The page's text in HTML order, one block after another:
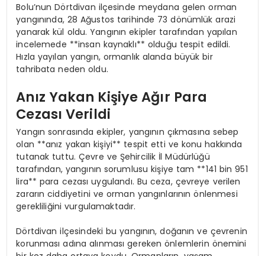
Bolu’nun Dörtdivan ilçesinde meydana gelen orman
yangınında, 28 Ağustos tarihinde 73 dönümlük arazi
yanarak kül oldu. Yangının ekipler tarafından yapılan
incelemede **insan kaynaklı** olduğu tespit edildi.
Hızla yayılan yangın, ormanlık alanda büyük bir
tahribata neden oldu.
Anız Yakan Kişiye Ağır Para
Cezası Verildi
Yangın sonrasında ekipler, yangının çıkmasına sebep
olan **anız yakan kişiyi** tespit etti ve konu hakkında
tutanak tuttu. Çevre ve Şehircilik İl Müdürlüğü
tarafından, yangının sorumlusu kişiye tam **141 bin 951
lira** para cezası uygulandı. Bu ceza, çevreye verilen
zararın ciddiyetini ve orman yangınlarının önlenmesi
gerekliliğini vurgulamaktadır.
Dörtdivan ilçesindeki bu yangının, doğanın ve çevrenin
korunması adına alınması gereken önlemlerin önemini